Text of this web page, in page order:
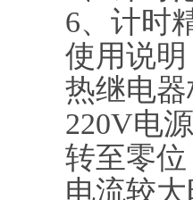
6、计时
使用说
热继电
220V电
转至零
电流较